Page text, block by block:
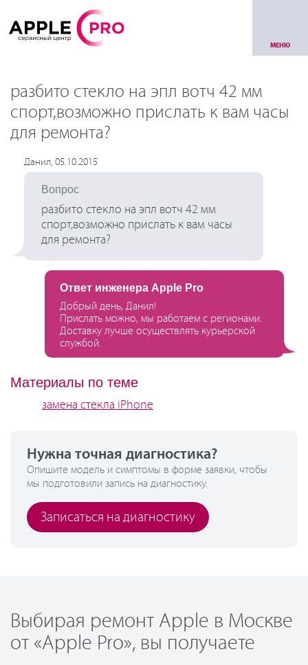
МЕНЮ
разбито стекло на эпл вотч 42 мм
спорт,возможно прислать к вам часы
для ремонта?
Данил, 05.10.2015
Вопрос
разбито стекло на эпл вотч 42 мм
спорт,возможно прислать к вам часы
для ремонта?
Ответ инженера Apple Pro
Добрый день, Данил!
Прислать можно, мы работаем с регионами.
Доставку лучше осуществлять курьерской
службой.
Материалы по теме
замена стекла iPhone
Нужна точная диагностика?
Опишите модель и симптомы в форме заявки, чтобы
мы подготовили запись на диагностику.
Записаться на диагностику
Выбирая ремонт Apple в Москве
от «Apple Pro», вы получаете